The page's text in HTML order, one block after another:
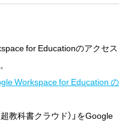
for Educationのアクセス
Workspace for Education の
教科書クラウド）」をGoogle